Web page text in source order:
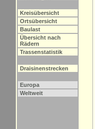
Kreisübersicht
Ortsübersicht
Baulast
Übersicht nach
Rädern
Trassenstatistik
Draisinenstrecken
Europa
Weltweit